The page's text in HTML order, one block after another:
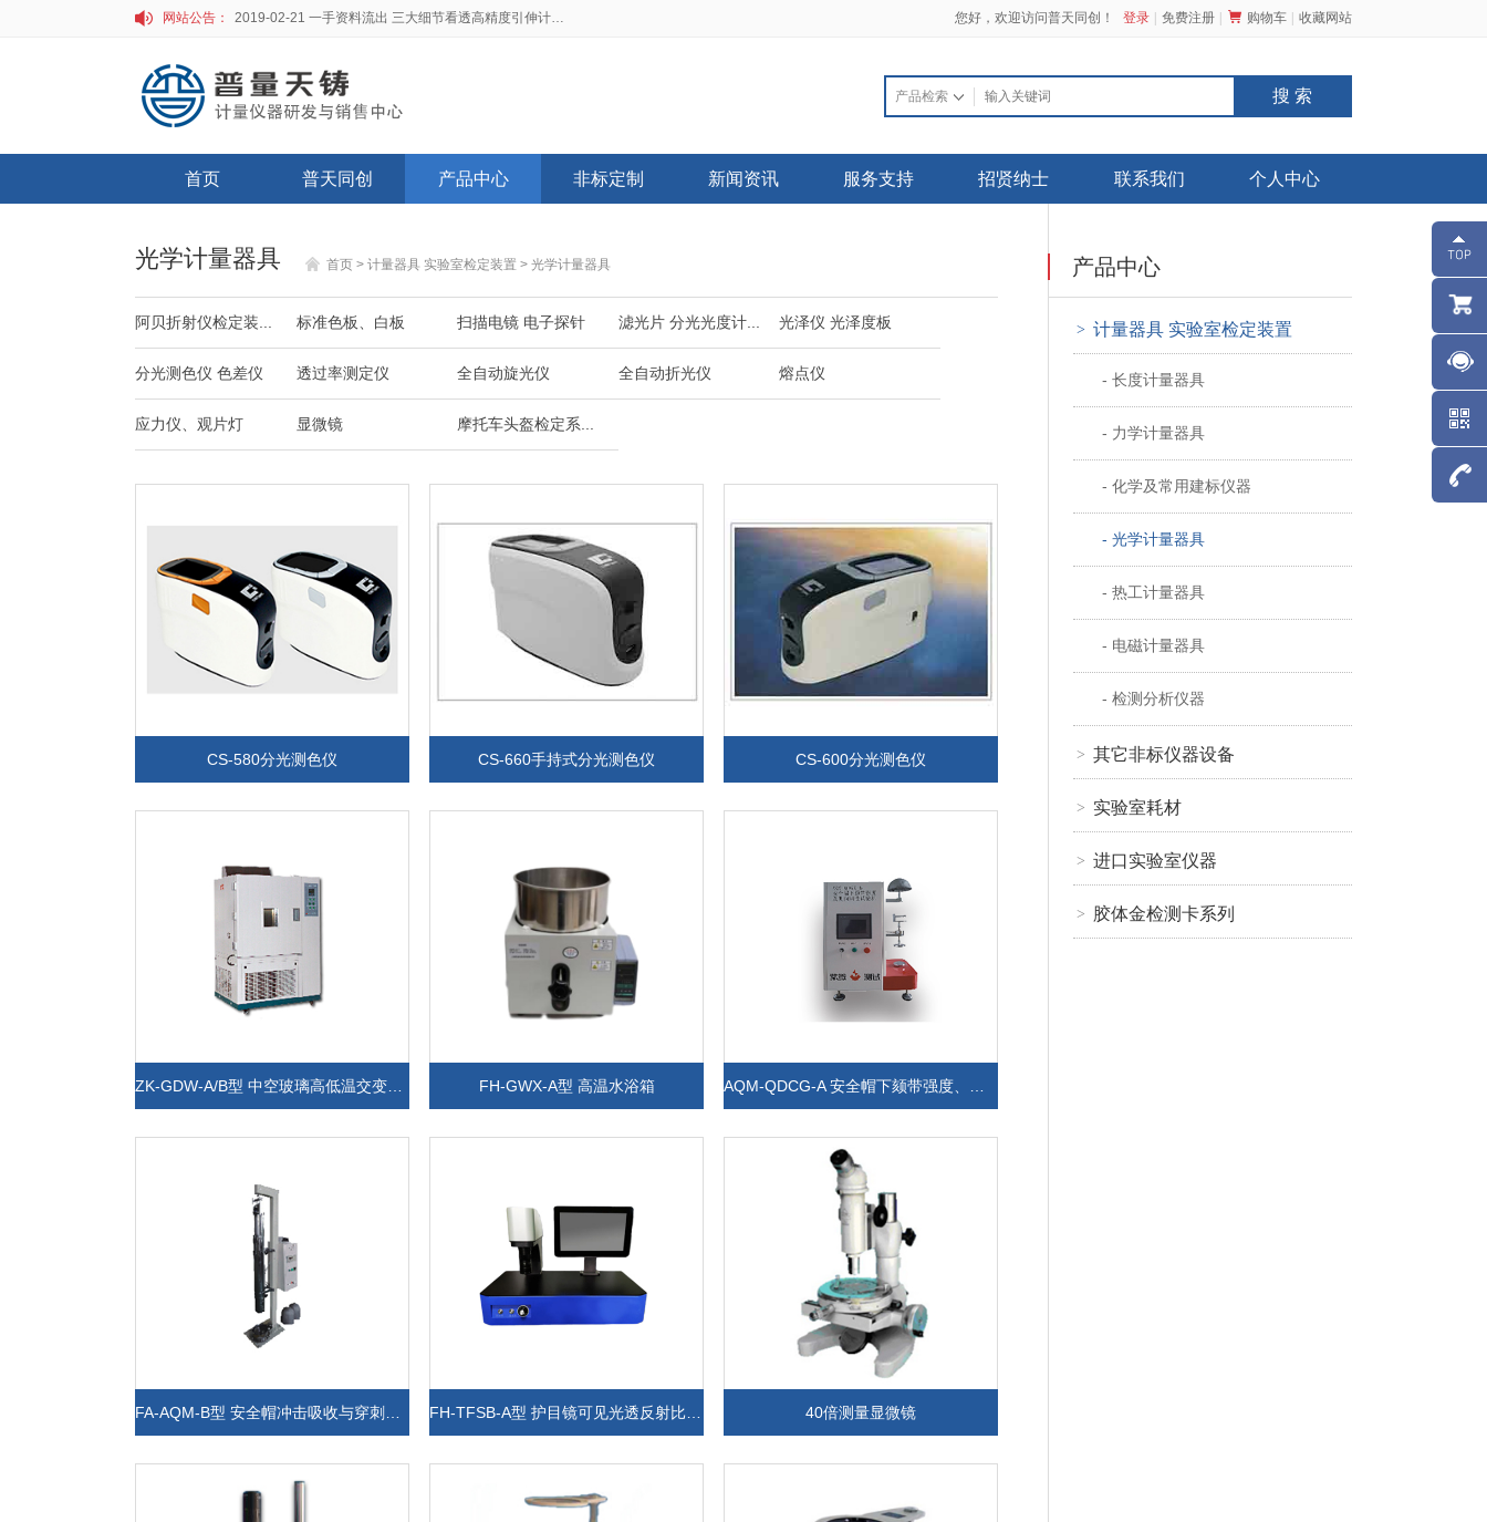
网站公告： 2019-02-21 一手资料流出 三大细节看透高精度引伸计标定仪 您好，欢迎访问普天同创！ 登录 免费注册 购物车 收藏网站
首页 普天同创 产品中心 非标定制 新闻资讯 服务支持 招贤纳士 联系我们 个人中心
光学计量器具 首页 > 计量器具 实验室检定装置 > 光学计量器具
阿贝折射仪检定装... 标准色板、白板 扫描电镜 电子探针 滤光片 分光光度计... 光泽仪 光泽度板
分光测色仪 色差仪 透过率测定仪 全自动旋光仪 全自动折光仪 熔点仪
应力仪、观片灯 显微镜 摩托车头盔检定系...
CS-580分光测色仪 CS-660手持式分光测色仪 CS-600分光测色仪
FH-GWX-A型 高温水浴箱
40倍测量显微镜
产品中心
> 计量器具 实验室检定装置
- 长度计量器具
- 力学计量器具
- 化学及常用建标仪器
- 光学计量器具
- 热工计量器具
- 电磁计量器具
- 检测分析仪器
> 其它非标仪器设备
> 实验室耗材
> 进口实验室仪器
> 胶体金检测卡系列